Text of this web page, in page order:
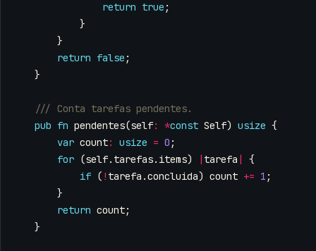
return true ;
}
}
return false ;
}
pub fn pendentes(self: *const Self) usize {
var count: usize = 0 ;
for (self. tarefas. items) | tarefa |
{
if ( ! tarefa .concluida) count += 1 ;
}
return count;
}